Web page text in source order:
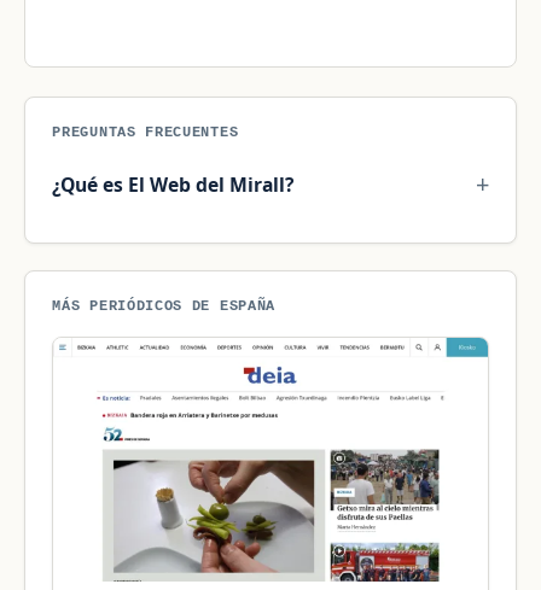
PREGUNTAS FRECUENTES
¿Qué es El Web del Mirall?
MÁS PERIÓDICOS DE ESPAÑA